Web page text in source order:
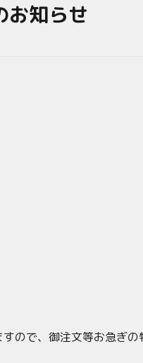
知らせ
ので、御注文等お急ぎ